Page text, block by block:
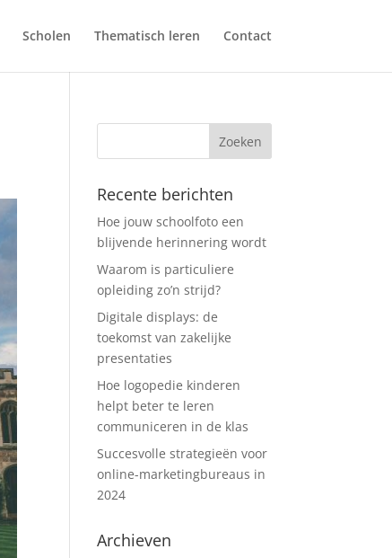
Scholen Thematisch leren Contact
Recente berichten
Hoe jouw schoolfoto een
blijvende herinnering wordt
Waarom is particuliere
opleiding zo’n strijd?
Digitale displays: de
toekomst van zakelijke
presentaties
Hoe logopedie kinderen
helpt beter te leren
communiceren in de klas
Succesvolle strategieën voor
online-marketingbureaus in
2024
Archieven